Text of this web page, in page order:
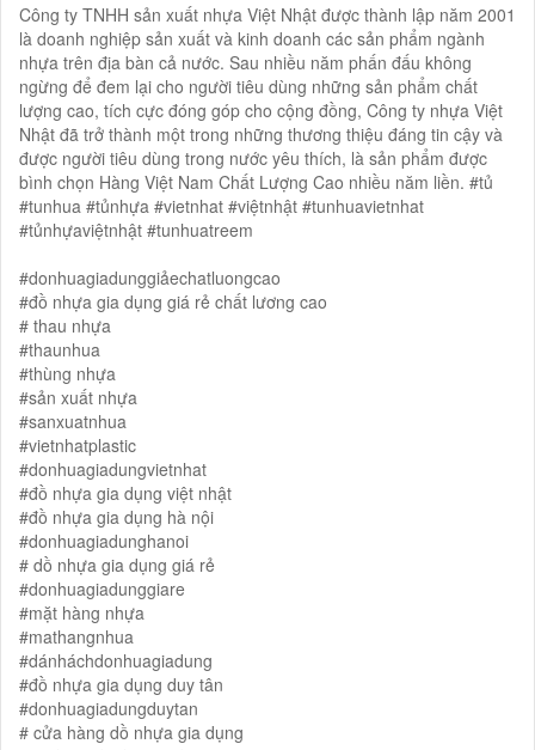
Công ty TNHH sản xuất nhựa Việt Nhật được thành lập năm 2001
là doanh nghiệp sản xuất và kinh doanh các sản phẩm ngành
nhựa trên địa bàn cả nước. Sau nhiều năm phấn đấu không
ngừng để đem lại cho người tiêu dùng những sản phẩm chất
lượng cao, tích cực đóng góp cho cộng đồng, Công ty nhựa Việt
Nhật đã trở thành một trong những thương thiệu đáng tin cậy và
được người tiêu dùng trong nước yêu thích, là sản phẩm được
bình chọn Hàng Việt Nam Chất Lượng Cao nhiều năm liền. #tủ
#tunhua #tủnhựa #vietnhat #việtnhật #tunhuavietnhat
#tủnhựaviệtnhật #tunhuatreem
#donhuagiadunggiảechatluongcao
#đồ nhựa gia dụng giá rẻ chất lương cao
# thau nhựa
#thaunhua
#thùng nhựa
#sản xuất nhựa
#sanxuatnhua
#vietnhatplastic
#donhuagiadungvietnhat
#đồ nhựa gia dụng việt nhật
#đồ nhựa gia dụng hà nội
#donhuagiadunghanoi
# dồ nhựa gia dụng giá rẻ
#donhuagiadunggiare
#mặt hàng nhựa
#mathangnhua
#dánháchdonhuagiadung
#đồ nhựa gia dụng duy tân
#donhuagiadungduytan
# cửa hàng dồ nhựa gia dụng